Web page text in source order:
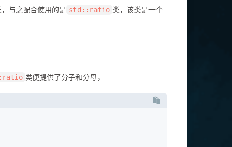
与之配合使用的是 std::ratio 类，该类是一个
类便提供了分子和分母，